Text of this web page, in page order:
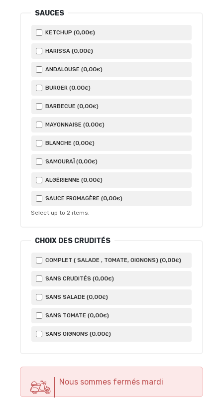
SAUCES
KETCHUP (0,00€)
HARISSA (0,00€)
ANDALOUSE (0,00€)
BURGER (0,00€)
BARBECUE (0,00€)
MAYONNAISE (0,00€)
BLANCHE (0,00€)
SAMOURAÏ (0,00€)
ALGÉRIENNE (0,00€)
SAUCE FROMAGÈRE (0,00€)
Select up to 2 items.
CHOIX DES CRUDITÉS
COMPLET ( SALADE , TOMATE, OIGNONS) (0,00€)
SANS CRUDITÉS (0,00€)
SANS SALADE (0,00€)
SANS TOMATE (0,00€)
SANS OIGNONS (0,00€)
Nous sommes fermés mardi